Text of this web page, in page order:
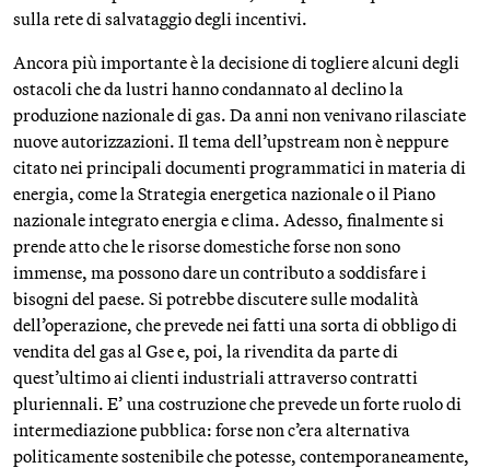
sulla rete di salvataggio degli incentivi.
Ancora più importante è la decisione di togliere alcuni degli
ostacoli che da lustri hanno condannato al declino la
produzione nazionale di gas. Da anni non venivano rilasciate
nuove autorizzazioni. Il tema dell’upstream non è neppure
citato nei principali documenti programmatici in materia di
energia, come la Strategia energetica nazionale o il Piano
nazionale integrato energia e clima. Adesso, finalmente si
prende atto che le risorse domestiche forse non sono
immense, ma possono dare un contributo a soddisfare i
bisogni del paese. Si potrebbe discutere sulle modalità
dell’operazione, che prevede nei fatti una sorta di obbligo di
vendita del gas al Gse e, poi, la rivendita da parte di
quest’ultimo ai clienti industriali attraverso contratti
pluriennali. E’ una costruzione che prevede un forte ruolo di
intermediazione pubblica: forse non c’era alternativa
politicamente sostenibile che potesse, contemporaneamente,